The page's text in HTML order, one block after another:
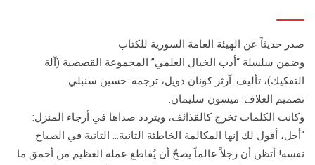
صدر حديثاً عن الهيئة العامة السورية للكتاب
وضمن سلسلة “أدب الخيال العلمي” المجموعة القصصية (آلة
التفكيك)، تأليف: آرثر كونان دويل، ترجمة: حسين سنبلي.
تصميم الغلاف: ميسون سليمان.
وكانت الكلمات تخرج كالقذائف، ويتردد صداها في أرجاء المنزل:
“أجل، أقول لك إنها المكالمة الخاطئة الثانية… الثانية في الصباح
نفسه! أتظن أن رجلاً عالماً يصحّ أن يُقاطع عمله العظيم من أحمق ما